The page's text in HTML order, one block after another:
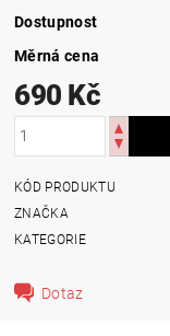
Dostupnost
Měrná cena
690 Kč
KÓD PRODUKTU
ZNAČKA
KATEGORIE
Dotaz